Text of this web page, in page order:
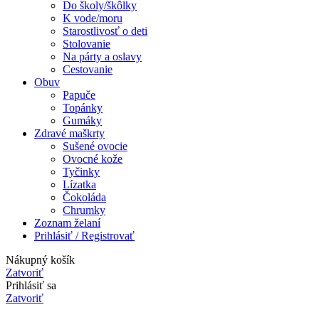
Do školy/škôlky
K vode/moru
Starostlivosť o deti
Stolovanie
Na párty a oslavy
Cestovanie
Obuv
Papuče
Topánky
Gumáky
Zdravé maškrty
Sušené ovocie
Ovocné kože
Tyčinky
Lízatka
Čokoláda
Chrumky
Zoznam želaní
Prihlásiť / Registrovať
Nákupný košík
Zatvoriť
Prihlásiť sa
Zatvoriť